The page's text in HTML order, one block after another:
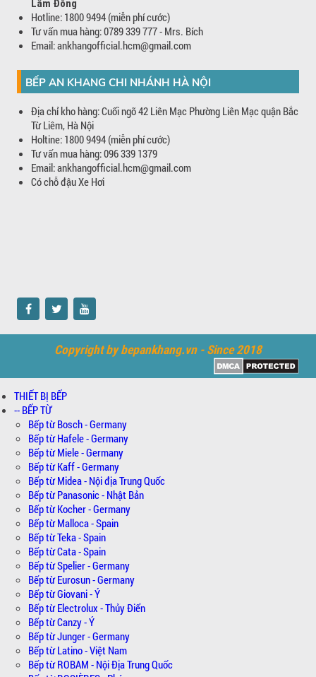
Lâm Đồng
Hotline: 1800 9494 (miễn phí cước)
Tư vấn mua hàng: 0789 339 777 - Mrs. Bích
Email: ankhangofficial.hcm@gmail.com
BẾP AN KHANG CHI NHÁNH HÀ NỘI
Địa chỉ kho hàng: Cuối ngõ 42 Liên Mạc Phường Liên Mạc quận Bắc
Từ Liêm, Hà Nội
Holtine: 1800 9494 (miễn phí cước)
Tư vấn mua hàng: 096 339 1379
Email: ankhangofficial.hcm@gmail.com
Có chỗ đậu Xe Hơi
Copyright by bepankhang.vn - Since 2018
THIẾT BỊ BẾP
-- BẾP TỪ
Bếp từ Bosch - Germany
Bếp từ Hafele - Germany
Bếp từ Miele - Germany
Bếp từ Kaff - Germany
Bếp từ Midea - Nội địa Trung Quốc
Bếp từ Panasonic - Nhật Bản
Bếp từ Kocher - Germany
Bếp từ Malloca - Spain
Bếp từ Teka - Spain
Bếp từ Cata - Spain
Bếp từ Spelier - Germany
Bếp từ Eurosun - Germany
Bếp từ Giovani - Ý
Bếp từ Electrolux - Thủy Điển
Bếp từ Canzy - Ý
Bếp từ Junger - Germany
Bếp từ Latino - Việt Nam
Bếp từ ROBAM - Nội Địa Trung Quốc